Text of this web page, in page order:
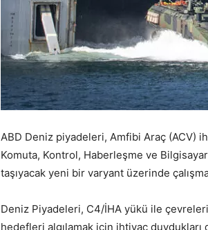
ABD Deniz piyadeleri, Amfibi Araç (ACV)
Komuta, Kontrol, Haberleşme ve
taşıyacak yeni bir varyant üzerinde
Deniz Piyadeleri, C4/İHA yükü ile
hedefleri algılamak için ihtiyaç